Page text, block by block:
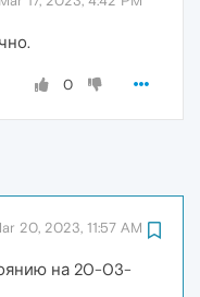
0
20, 2023, 11:57 AM
на 20-03-